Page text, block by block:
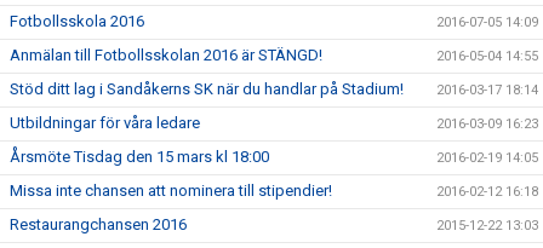
Fotbollsskola 2016 2016-07-05 14:09
Anmälan till Fotbollsskolan 2016 är STÄNGD! 2016-05-04 14:55
Stöd ditt lag i Sandåkerns SK när du handlar på Stadium! 2016-03-17 18:14
Utbildningar för våra ledare 2016-03-09 16:23
Årsmöte Tisdag den 15 mars kl 18:00 2016-02-19 14:05
Missa inte chansen att nominera till stipendier! 2016-02-12 16:18
Restaurangchansen 2016 2015-12-22 13:03